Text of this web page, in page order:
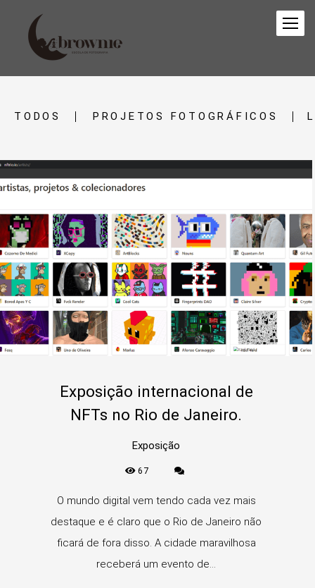
TODOS PROJETOS FOTOGRÁFICOS
Exposição internacional de
NFTs no Rio de Janeiro.
Exposição
67
O mundo digital vem tendo cada vez mais
destaque e é claro que o Rio de Janeiro não
ficará de fora disso. A cidade maravilhosa
receberá um evento de...